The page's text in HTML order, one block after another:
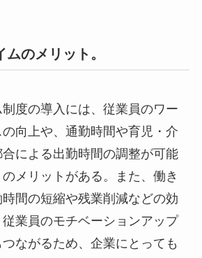
のメリット。
度の導入には、従業員のワー
向上や、通勤時間や育児・介
による出勤時間の調整が可能
メリットがある。また、働き
間の短縮や残業削減などの効
業員のモチベーションアップ
ながるため、企業にとっても